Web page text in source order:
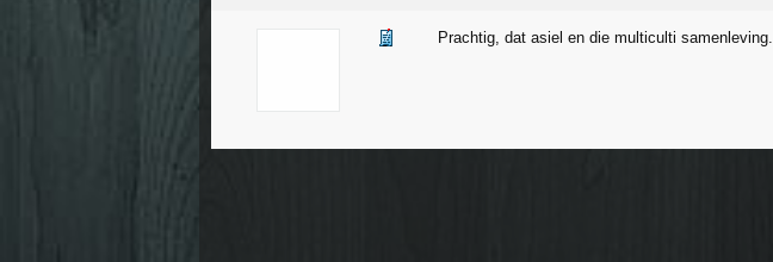
Prachtig, dat asiel en die multiculti samenleving.